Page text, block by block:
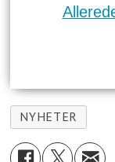
NYHETER